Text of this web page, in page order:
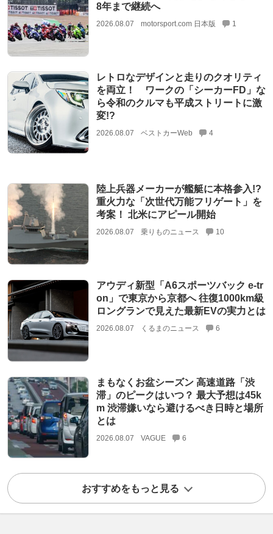
8年まで継続へ
2026.08.07 motorsport.com 日本版 1
レトロなデザインと走りのクオリティ
を両立！ ワークの「シーカーFD」な
ら令和のクルマも平成ストリートに激
変!?
2026.08.07 ベストカーWeb 4
陸上兵器メーカーが艦艇に本格参入!?
重火力な「次世代万能フリゲート」を
考案！ 北米にアピール開始
2026.08.07 乗りものニュース 10
アウディ新型「A6スポーツバック e-tr
on」で東京から京都へ 往復1000km級
ロングランで見えた最新EVの実力とは
2026.08.07 くるまのニュース 6
まもなくお盆シーズン 高速道路「渋
滞」のピークはいつ？ 最大予想は45k
m 渋滞嫌いなら避けるべき日時と場所
とは
2026.08.07 VAGUE 6
おすすめをもっと見る